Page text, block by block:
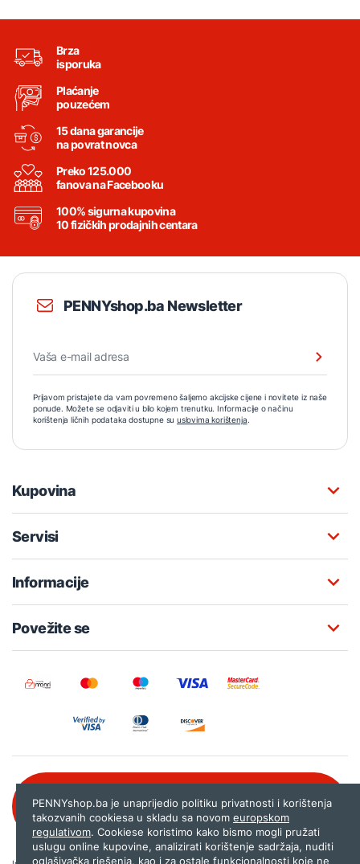
Brza
isporuka
Plaćanje
pouzećem
15 dana garancije
na povrat novca
Preko 125.000
fanova na Facebooku
100% sigurna kupovina
10 fizičkih prodajnih centara
PENNYshop.ba Newsletter
Prijavom pristajete da vam povremeno šaljemo akcijske cijene i novitete iz naše
ponude. Možete se odjaviti u bilo kojem trenutku. Informacije o načinu
korištenja ličnih podataka dostupne su uslovima korištenja.
Kupovina
Servisi
Informacije
Povežite se
080 020 261
PENNYshop.ba je unaprijedio politiku privatnosti i korištenja
takozvanih cookiesa u skladu sa novom europskom
regulativom. Cookiese koristimo kako bismo mogli pružati
uslugu online kupovine, analizirati korištenje sadržaja, nuditi
oglašivačka rješenja, kao i za ostale funkcionalnosti koje ne